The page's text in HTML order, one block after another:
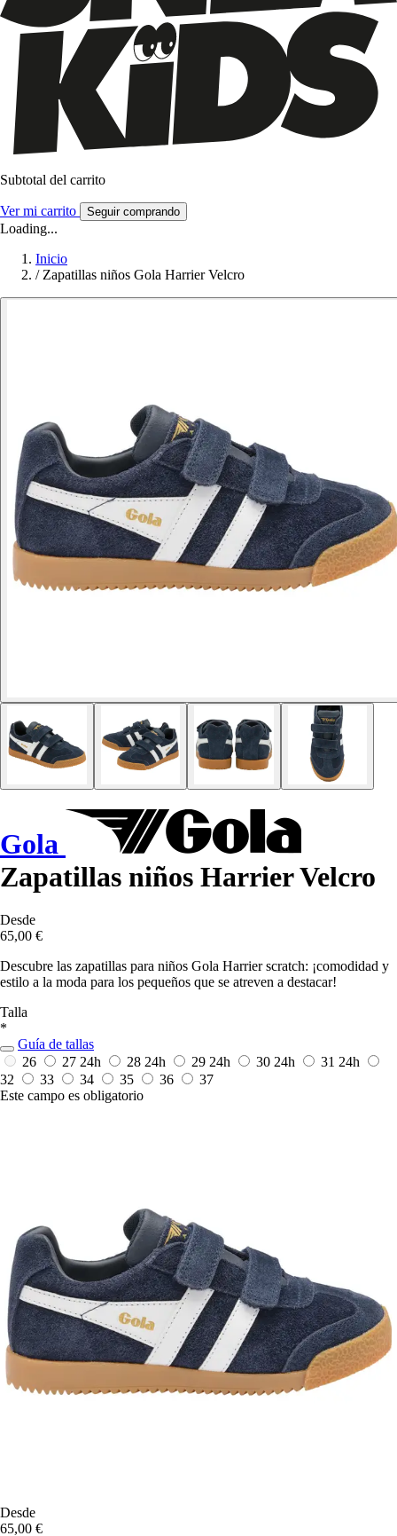
Subtotal del carrito
Ver mi carrito Seguir comprando
Loading...
Inicio
/ Zapatillas niños Gola Harrier Velcro
Gola
Zapatillas niños Harrier Velcro
Desde
65,00 €
Descubre las zapatillas para niños Gola Harrier scratch: ¡comodidad y
estilo a la moda para los pequeños que se atreven a destacar!
Talla
*
Guía de tallas
26
27 24h 28 24h 29 24h 30 24h 31 24h
32
33 34 35 36
37
Este campo es obligatorio
Desde
65,00 €